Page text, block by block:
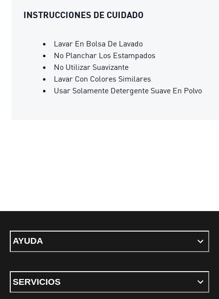
INSTRUCCIONES DE CUIDADO
Lavar En Bolsa De Lavado
No Planchar Los Estampados
No Utilizar Suavizante
Lavar Con Colores Similares
Usar Solamente Detergente Suave En Polvo
AYUDA
SERVICIOS